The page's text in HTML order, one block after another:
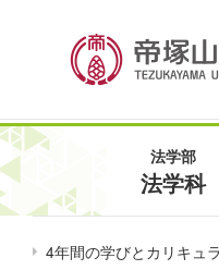
法学部
法学科
4年間の学びとカリキュ